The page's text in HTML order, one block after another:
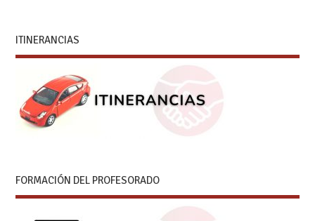
ITINERANCIAS
FORMACIÓN DEL PROFESORADO